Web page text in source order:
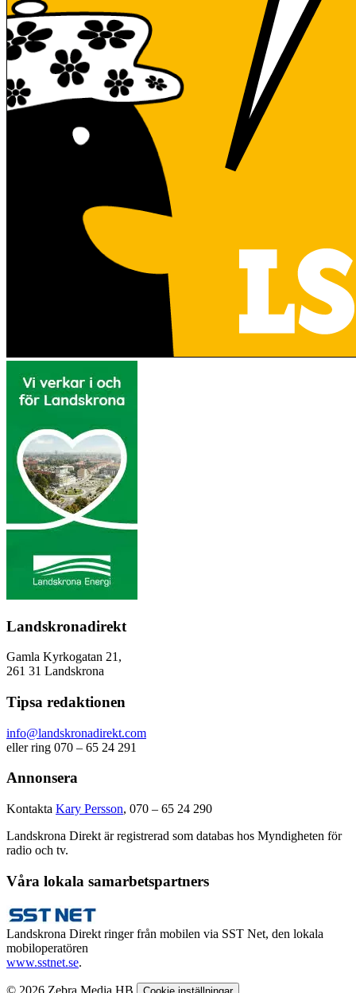
Landskronadirekt
Gamla Kyrkogatan 21,
261 31 Landskrona
Tipsa redaktionen
info@landskronadirekt.com
eller ring 070 – 65 24 291
Annonsera
Kontakta Kary Persson, 070 – 65 24 290
Landskrona Direkt är registrerad som databas hos Myndigheten för
radio och tv.
Våra lokala samarbetspartners
Landskrona Direkt ringer från mobilen via SST Net, den lokala
mobiloperatören
www.sstnet.se.
© 2026 Zebra Media HB